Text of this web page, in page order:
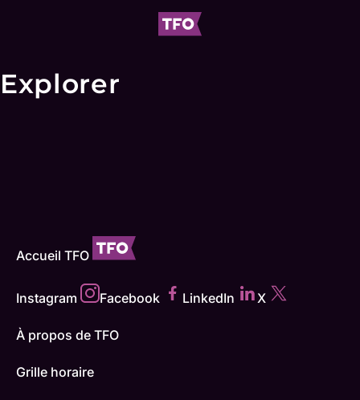
Explorer
Accueil TFO
Instagram Facebook LinkedIn X
À propos de TFO
Grille horaire